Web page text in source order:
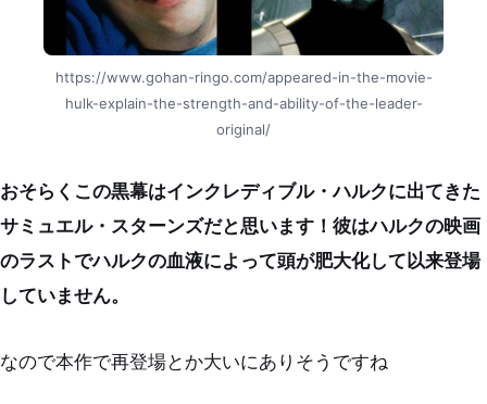
https://www.gohan-ringo.com/appeared-in-the-movie-
hulk-explain-the-strength-and-ability-of-the-leader-
original/
おそらくこの黒幕はインクレディブル・ハルクに出てきた
サミュエル・スターンズだと思います！ 彼はハルクの映画
のラストでハルクの血液によって頭が肥大化して以来登場
していません。
なので本作で再登場とか大いにありそうですね